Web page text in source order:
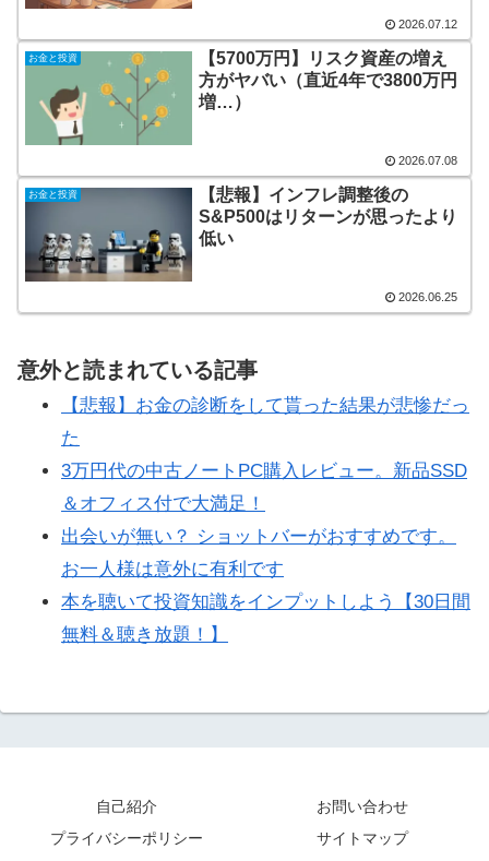
2026.07.12
お金と投資
【5700万円】リスク資産の増え
方がヤバい（直近4年で3800万円
増…）
2026.07.08
お金と投資
【悲報】インフレ調整後の
S&P500はリターンが思ったより
低い
2026.06.25
意外と読まれている記事
【悲報】お金の診断をして貰った結果が悲惨だっ
た
3万円代の中古ノートPC購入レビュー。新品SSD
＆オフィス付で大満足！
出会いが無い？ ショットバーがおすすめです。
お一人様は意外に有利です
本を聴いて投資知識をインプットしよう【30日間
無料＆聴き放題！】
自己紹介
お問い合わせ
プライバシーポリシー
サイトマップ